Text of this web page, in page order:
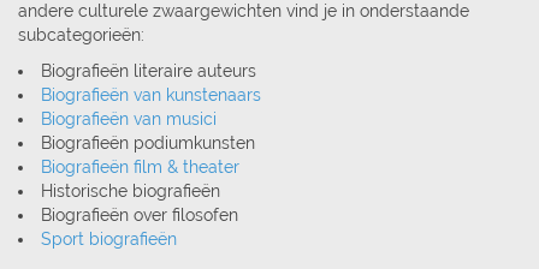
andere culturele zwaargewichten vind je in onderstaande
subcategorieën:
Biografieën literaire auteurs
Biografieën van kunstenaars
Biografieën van musici
Biografieën podiumkunsten
Biografieën film & theater
Historische biografieën
Biografieën over filosofen
Sport biografieën